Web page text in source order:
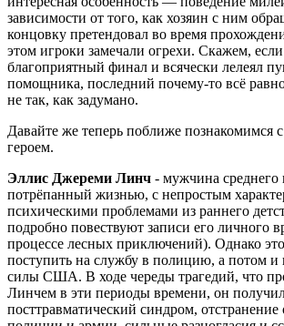
зависимости от того, как хозяин с ним
концовку претендовал во время
этом игроки замечали огрехи. Скажем,
благоприятный финал и всячески лелеял
помощника, последний почему-то всё
не так, как задумано.
Давайте же теперь поближе познакомимся
героем.
Эллис Джереми Линч - мужчина среднего
потрёпанный жизнью, с непростым
психическими проблемами из раннего
подробно повествуют записи его личного
процессе лесных приключений). Однако
поступить на службу в полицию, а потом
силы США. В ходе череды трагедий, что
Линчем в эти периоды времени, он
посттравматический синдром,